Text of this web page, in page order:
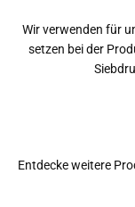
Wir verwenden für
setzen bei der